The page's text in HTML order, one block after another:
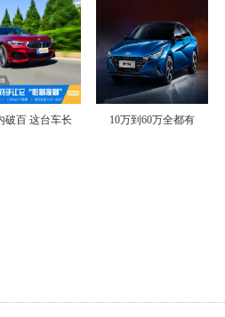
破百 这台车长 10万到60万全都有